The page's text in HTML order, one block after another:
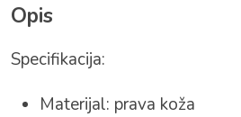
Opis
Specifikacija:
Materijal: prava koža